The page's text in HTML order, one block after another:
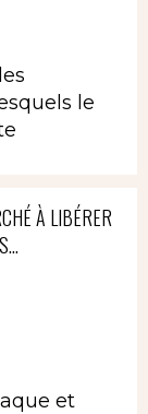
le
À LIBÉRER
et